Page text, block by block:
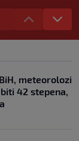
Poslao
draft
meteorolozi
42 stepena,